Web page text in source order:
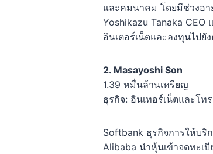
และคมนาคม โดยมีช่วงอา
Yoshikazu Tanaka
อินเตอร์เน็ตและลงทุนไปยั
2. Masayoshi Son
1.39 หมื่นล้านเหรียญ
ธุรกิจ: อินเทอร์เน็ตและโ
Softbank ธุรกิจการให้บริ
Alibaba นำหุ้นเข้าจดทะเ